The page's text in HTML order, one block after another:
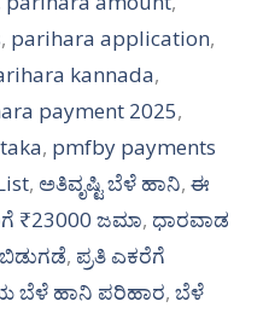
, parihara application,
kannada,
payment 2025,
, pmfby payments
, ಅತಿವೃಷ್ಟಿ ಬೆಳೆ ಹಾನಿ, ಈ
₹23000 ಜಮಾ, ಧಾರವಾಡ
, ಪ್ರತಿ ಎಕರೆಗೆ
ಬೆಳೆ ಹಾನಿ ಪರಿಹಾರ, ಬೆಳೆ